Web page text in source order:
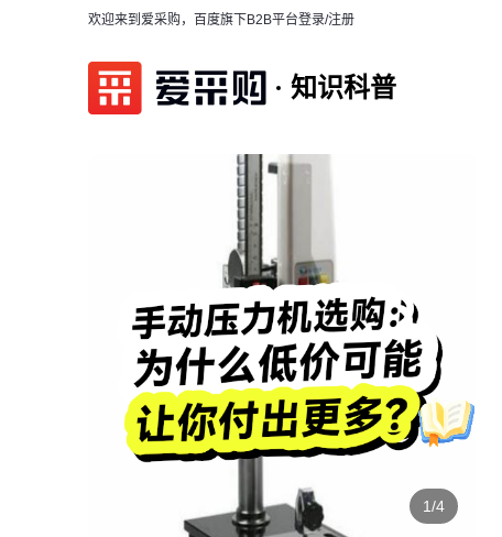
欢迎来到爱采购，百度旗下B2B平台登录/注册
知识科普
1/4